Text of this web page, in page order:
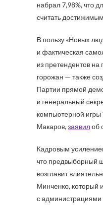
набрал 7,98%, что
считать
В пользу «Новых
и фактическая
из претендентов
горожан — также
Партии прямой
и генеральный
компьютерной игры
Макаров,заявилоб
Кадровым
что предвыборный
возглавит
Минченко, который
с администрациями